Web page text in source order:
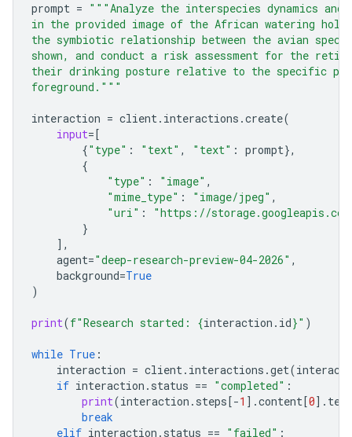
prompt = """Analyze the interspecies dynamics
in the provided image of the African watering
the symbiotic relationship between the avian
shown, and conduct a risk assessment for the
their drinking posture relative to the specific
foreground."""
interaction = client. interactions .create(
input=[
{"type" : "text" , "text" : prompt},
{
"type" : "image" ,
"mime_type" : "image/jpeg" ,
"uri" :
"https://
}
],
agent="deep-research-preview-04-2026" ,
background=True
)
print(f"Research started: {interaction . id}" )
while True :
interaction = client. interactions .get(
if interaction . status == "completed" :
print(interaction . steps[-1 ] .content[0] . text
break
elif interaction . status == "failed" :